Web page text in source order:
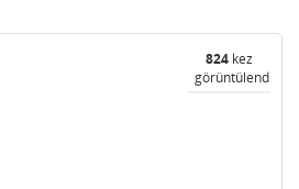
824 kez
görüntülendi